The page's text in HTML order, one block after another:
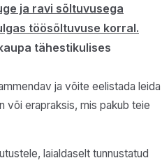
ja ravi sõltuvusega
töösõltuvuse korral.
tähestikulises
ja võite eelistada leida
või erapraksis, mis pakub teie
laialdaselt tunnustatud